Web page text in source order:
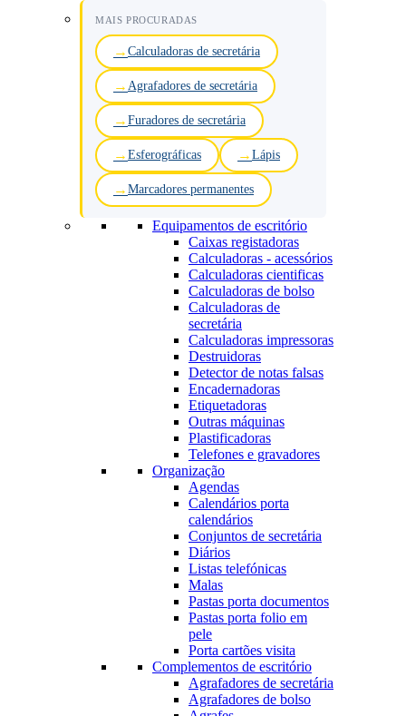
MAIS PROCURADAS
Calculadoras de secretária
Agrafadores de secretária
Furadores de secretária
Esferográficas Lápis
Marcadores permanentes
Equipamentos de escritório
Caixas registadoras
Calculadoras - acessórios
Calculadoras cientificas
Calculadoras de bolso
Calculadoras de
secretária
Calculadoras impressoras
Destruidoras
Detector de notas falsas
Encadernadoras
Etiquetadoras
Outras máquinas
Plastificadoras
Telefones e gravadores
Organização
Agendas
Calendários porta
calendários
Conjuntos de secretária
Diários
Listas telefónicas
Malas
Pastas porta documentos
Pastas porta folio em
pele
Porta cartões visita
Complementos de escritório
Agrafadores de secretária
Agrafadores de bolso